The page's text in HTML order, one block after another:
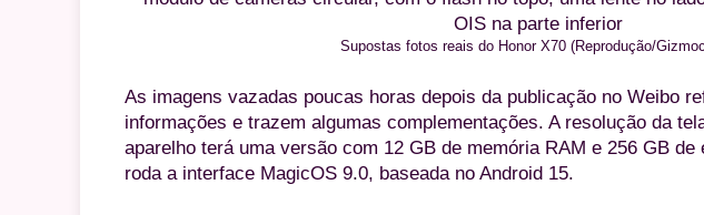
Supostas fotos reais do Honor X70 (Reprodução/
As imagens vazadas poucas horas depois da publicação no Weibo
informações e trazem algumas complementações. A resolução da
aparelho terá uma versão com 12 GB de memória RAM e 256 GB
roda a interface MagicOS 9.0, baseada no Android 15.